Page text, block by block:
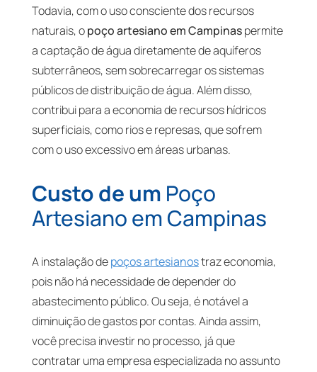
Todavia, com o uso consciente dos recursos
naturais, opoço artesiano em Campinaspermite
a captação de água diretamente de aquíferos
subterrâneos, sem sobrecarregar os sistemas
públicos de distribuição de água. Além disso,
contribui para a economia de recursos hídricos
superficiais, como rios e represas, que sofrem
com o uso excessivo em áreas urbanas.
Custo de um Poço
Artesiano em Campinas
A instalação depoços artesianostraz economia,
pois não há necessidade de depender do
abastecimento público. Ou seja, é notável a
diminuição de gastos por contas. Ainda assim,
você precisa investir no processo, já que
contratar uma empresa especializada no assunto